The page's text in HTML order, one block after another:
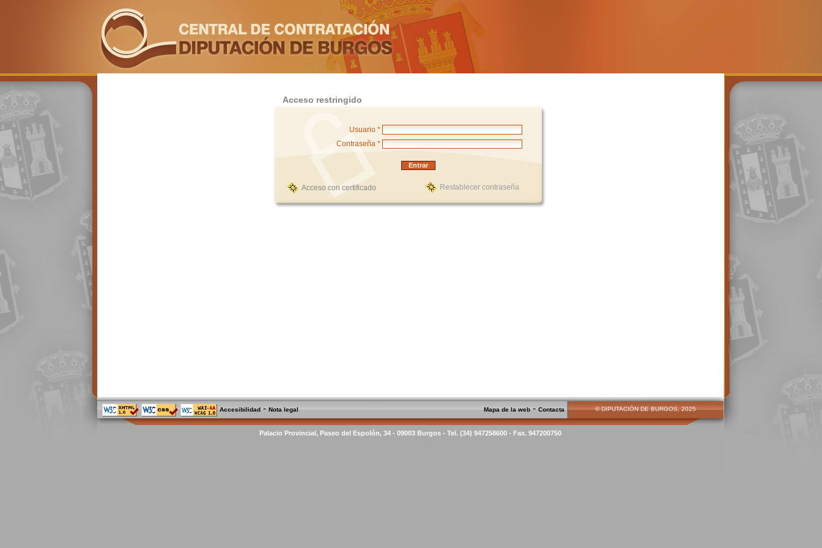
Acceso restringido
Usuario *
Contraseña *
Restablecer contraseña
Acceso con certificado
Accesibilidad -Nota legal Mapa de la web -Contacta © DIPUTACIÓN DE BURGOS, 2025
Palacio Provincial, Paseo del Espolón, 34 - 09003 Burgos - Tel. (34) 947258600 - Fax. 947200750